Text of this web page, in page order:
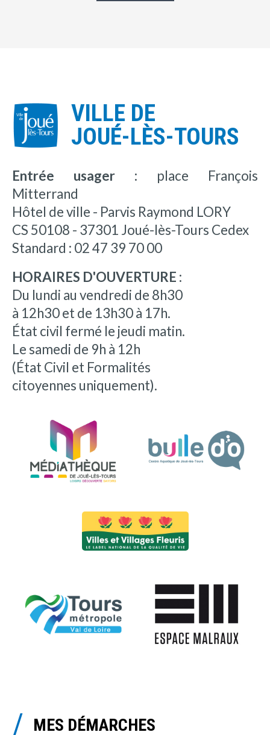
VILLE DE
JOUÉ-LÈS-TOURS
Entrée usager : place François
Mitterrand
Hôtel de ville - Parvis Raymond LORY
CS 50108 - 37301 Joué-lès-Tours Cedex
Standard : 02 47 39 70 00
HORAIRES D'OUVERTURE :
Du lundi au vendredi de 8h30
à 12h30 et de 13h30 à 17h.
État civil fermé le jeudi matin.
Le samedi de 9h à 12h
(État Civil et Formalités
citoyennes uniquement).
MES DÉMARCHES